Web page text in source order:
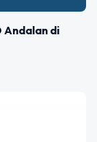
Andalan di